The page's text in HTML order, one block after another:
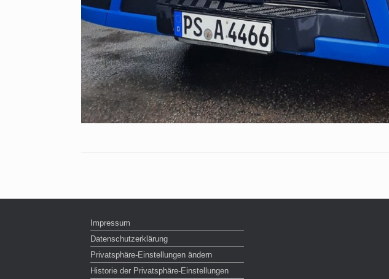
Impressum
Datenschutzerklärung
Privatsphäre-Einstellungen ändern
Historie der Privatsphäre-Einstellungen